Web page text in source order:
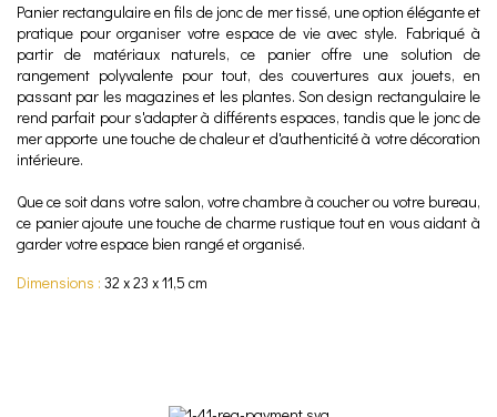
Panier rectangulaire en fils de jonc de mer tissé, une option élégante et
pratique pour organiser votre espace de vie avec style. Fabriqué à
partir de matériaux naturels, ce panier offre une solution de
rangement polyvalente pour tout, des couvertures aux jouets, en
passant par les magazines et les plantes. Son design rectangulaire le
rend parfait pour s'adapter à différents espaces, tandis que le jonc de
mer apporte une touche de chaleur et d'authenticité à votre décoration
intérieure.
Que ce soit dans votre salon, votre chambre à coucher ou votre bureau,
ce panier ajoute une touche de charme rustique tout en vous aidant à
garder votre espace bien rangé et organisé.
Dimensions : 32 x 23 x 11,5 cm